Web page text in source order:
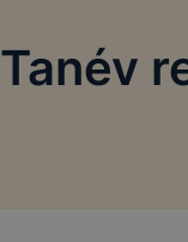
Tanév